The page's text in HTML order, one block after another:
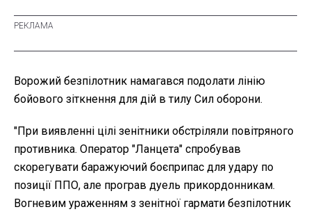
Ворожий безпілотник намагався подолати лінію
бойового зіткнення для дій в тилу Сил оборони.
"При виявленні цілі зенітники обстріляли повітряного
противника. Оператор "Ланцета" спробував
скорегувати баражуючий боєприпас для удару по
позиції ППО, але програв дуель прикордонникам.
Вогневим ураженням з зенітної гармати безпілотник